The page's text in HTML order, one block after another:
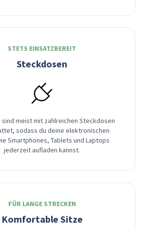
STETS EINSATZBEREIT
Steckdosen
sind meist mit zahlreichen Steckdosen
sodass du deine elektronischen
Smartphones, Tablets und Laptops
jederzeit aufladen kannst.
FÜR LANGE STRECKEN
Komfortable Sitze